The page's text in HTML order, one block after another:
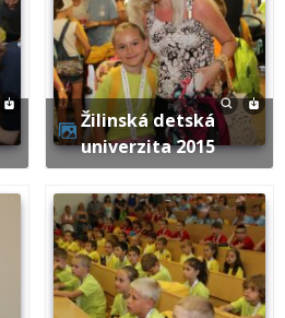
Žilinská detská
univerzita 2015